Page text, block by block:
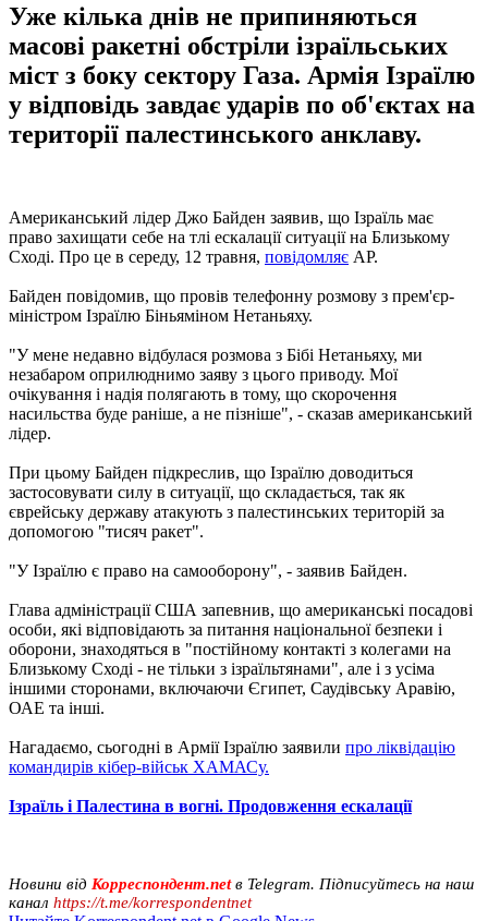
Уже кілька днів не припиняються
масові ракетні обстріли ізраїльських
міст з боку сектору Газа. Армія Ізраїлю
у відповідь завдає ударів по об'єктах на
території палестинського анклаву.
Американський лідер Джо Байден заявив, що Ізраїль має
право захищати себе на тлі ескалації ситуації на Близькому
Сході. Про це в середу, 12 травня, повідомляє AP.
Байден повідомив, що провів телефонну розмову з прем'єр-
міністром Ізраїлю Біньяміном Нетаньяху.
"У мене недавно відбулася розмова з Бібі Нетаньяху, ми
незабаром оприлюднимо заяву з цього приводу. Мої
очікування і надія полягають в тому, що скорочення
насильства буде раніше, а не пізніше", - сказав американський
лідер.
При цьому Байден підкреслив, що Ізраїлю доводиться
застосовувати силу в ситуації, що складається, так як
єврейську державу атакують з палестинських територій за
допомогою "тисяч ракет".
"У Ізраїлю є право на самооборону", - заявив Байден.
Глава адміністрації США запевнив, що американські посадові
особи, які відповідають за питання національної безпеки і
оборони, знаходяться в "постійному контакті з колегами на
Близькому Сході - не тільки з ізраїльтянами", але і з усіма
іншими сторонами, включаючи Єгипет, Саудівську Аравію,
ОАЕ та інші.
Нагадаємо, сьогодні в Армії Ізраїлю заявили про ліквідацію
командирів кібер-військ ХАМАСу.
Ізраїль і Палестина в вогні. Продовження ескалації
Новини від Корреспондент.netв Telegram. Підписуйтесь на наш
канал https://t.me/korrespondentnet